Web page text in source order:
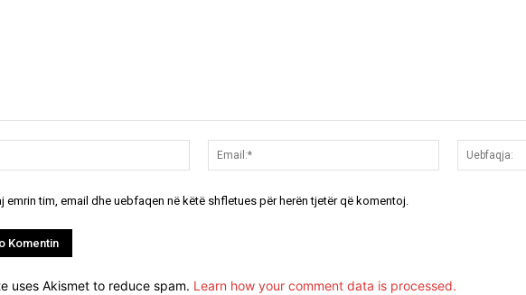
Emri:*
Email:*
emrin tim, email dhe uebfaqen në këtë shfletues për herën tjetër që komentoj.
uses Akismet to reduce spam. Learn how your comment data is processed.